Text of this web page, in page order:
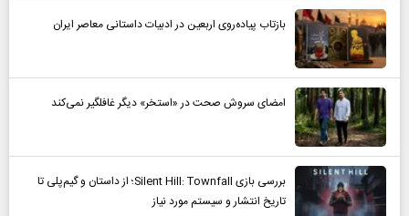
بازتاب پیاده‌روی اربعین در ادبیات داستانی معاصر ایران
امضای سروش صحت در «استخر» دیگر غافلگیر نمی‌کند
بررسی بازی Silent Hill: Townfall؛ از داستان و گیم‌پلی تا
تاریخ انتشار و سیستم مورد نیاز